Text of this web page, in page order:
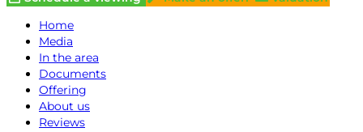
Home
Media
In the area
Documents
Offering
About us
Reviews